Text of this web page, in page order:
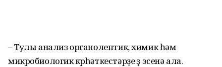
– Тулы анализ органолептик, химик һәм
микробиологик күрһәткестәрҙе үҙ эсенә ала.